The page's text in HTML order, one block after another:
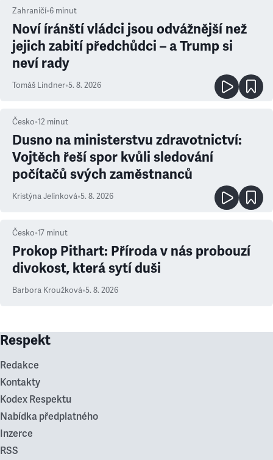
Zahraničí•6 minut
Noví íránští vládci jsou odvážnější než
jejich zabití předchůdci – a Trump si
neví rady
Tomáš Lindner•5. 8. 2026
Česko•12 minut
Dusno na ministerstvu zdravotnictví:
Vojtěch řeší spor kvůli sledování
počítačů svých zaměstnanců
Kristýna Jelínková•5. 8. 2026
Česko•17 minut
Prokop Pithart: Příroda v nás probouzí
divokost, která sytí duši
Barbora Kroužková•5. 8. 2026
Respekt
Redakce
Kontakty
Kodex Respektu
Nabídka předplatného
Inzerce
RSS